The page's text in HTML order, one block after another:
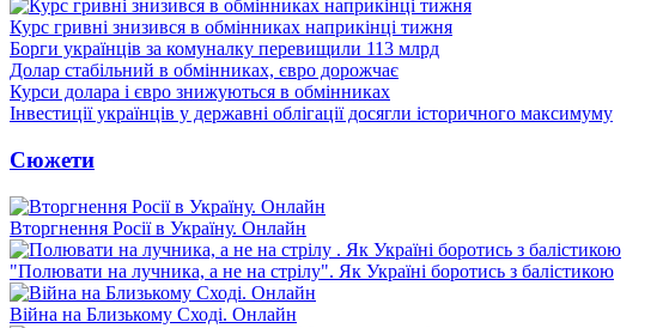
Курс гривні знизився в обмінниках наприкінці тижня
Борги українців за комуналку перевищили 113 млрд
Долар стабільний в обмінниках, євро дорожчає
Курси долара і євро знижуються в обмінниках
Інвестиції українців у державні облігації досягли історичного максимуму
Сюжети
Вторгнення Росії в Україну. Онлайн
"Полювати на лучника, а не на стрілу". Як Україні боротись з балістикою
Війна на Близькому Сході. Онлайн